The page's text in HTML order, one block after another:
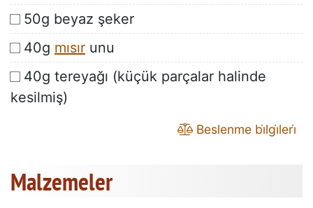
50g beyaz şeker
40g mısır unu
40g tereyağı (küçük parçalar halinde
kesilmiş)
Beslenme bi̇lgi̇leri̇
Malzemeler